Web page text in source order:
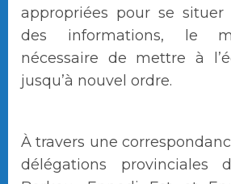
appropriées pour se
des informations, le
nécessaire de mettre à
jusqu’à nouvel ordre.
À travers une
délégations provinciales